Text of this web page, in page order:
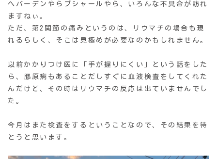
へバーデンやらブシャールやら、いろんな不具合が訪れ
ますねぃ。
ただ、第2関節の痛みというのは、リウマチの場合も現
れるらしく、そこは見極めが必要なのかもしれません。
以前かかりつけ医に「手が握りにくい」という話をした
ら、膠原病もあることだしすぐに血液検査をしてくれた
んだけど、その時はリウマチの反応は出ていませんでし
た。
今月はまた検査をするということなので、その結果を待
とうと思います。